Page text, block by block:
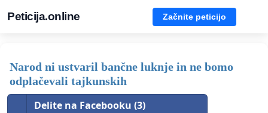
Peticija.online Začnite peticijo
Narod ni ustvaril bančne luknje in ne bomo
odplačevali tajkunskih
Delite na Facebooku (3)